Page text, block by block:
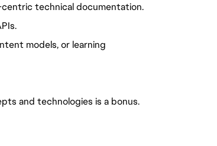
technical documentation.
models, or learning
and technologies is a bonus.